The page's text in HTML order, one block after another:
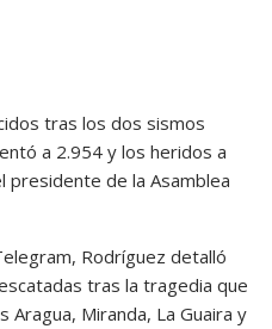
tras los dos sismos
a 2.954 y los heridos a
presidente de la Asamblea
Rodríguez detalló
tras la tragedia que
Miranda, La Guaira y